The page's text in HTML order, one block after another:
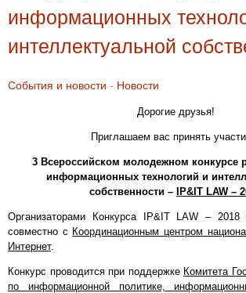
информационных
интеллектуальной
События и новости - Новости
Дорогие друзья!
Приглашаем вас принять
3 Всероссийском молодежном конкурсе
информационных технологий и
собственности –
IP&IT LAW –
Организаторами Конкурса IP&IT LAW – 2018
совместно с Координационным центром
Интернет.
Конкурс проводится при поддержке Комитета
по информационной политике,